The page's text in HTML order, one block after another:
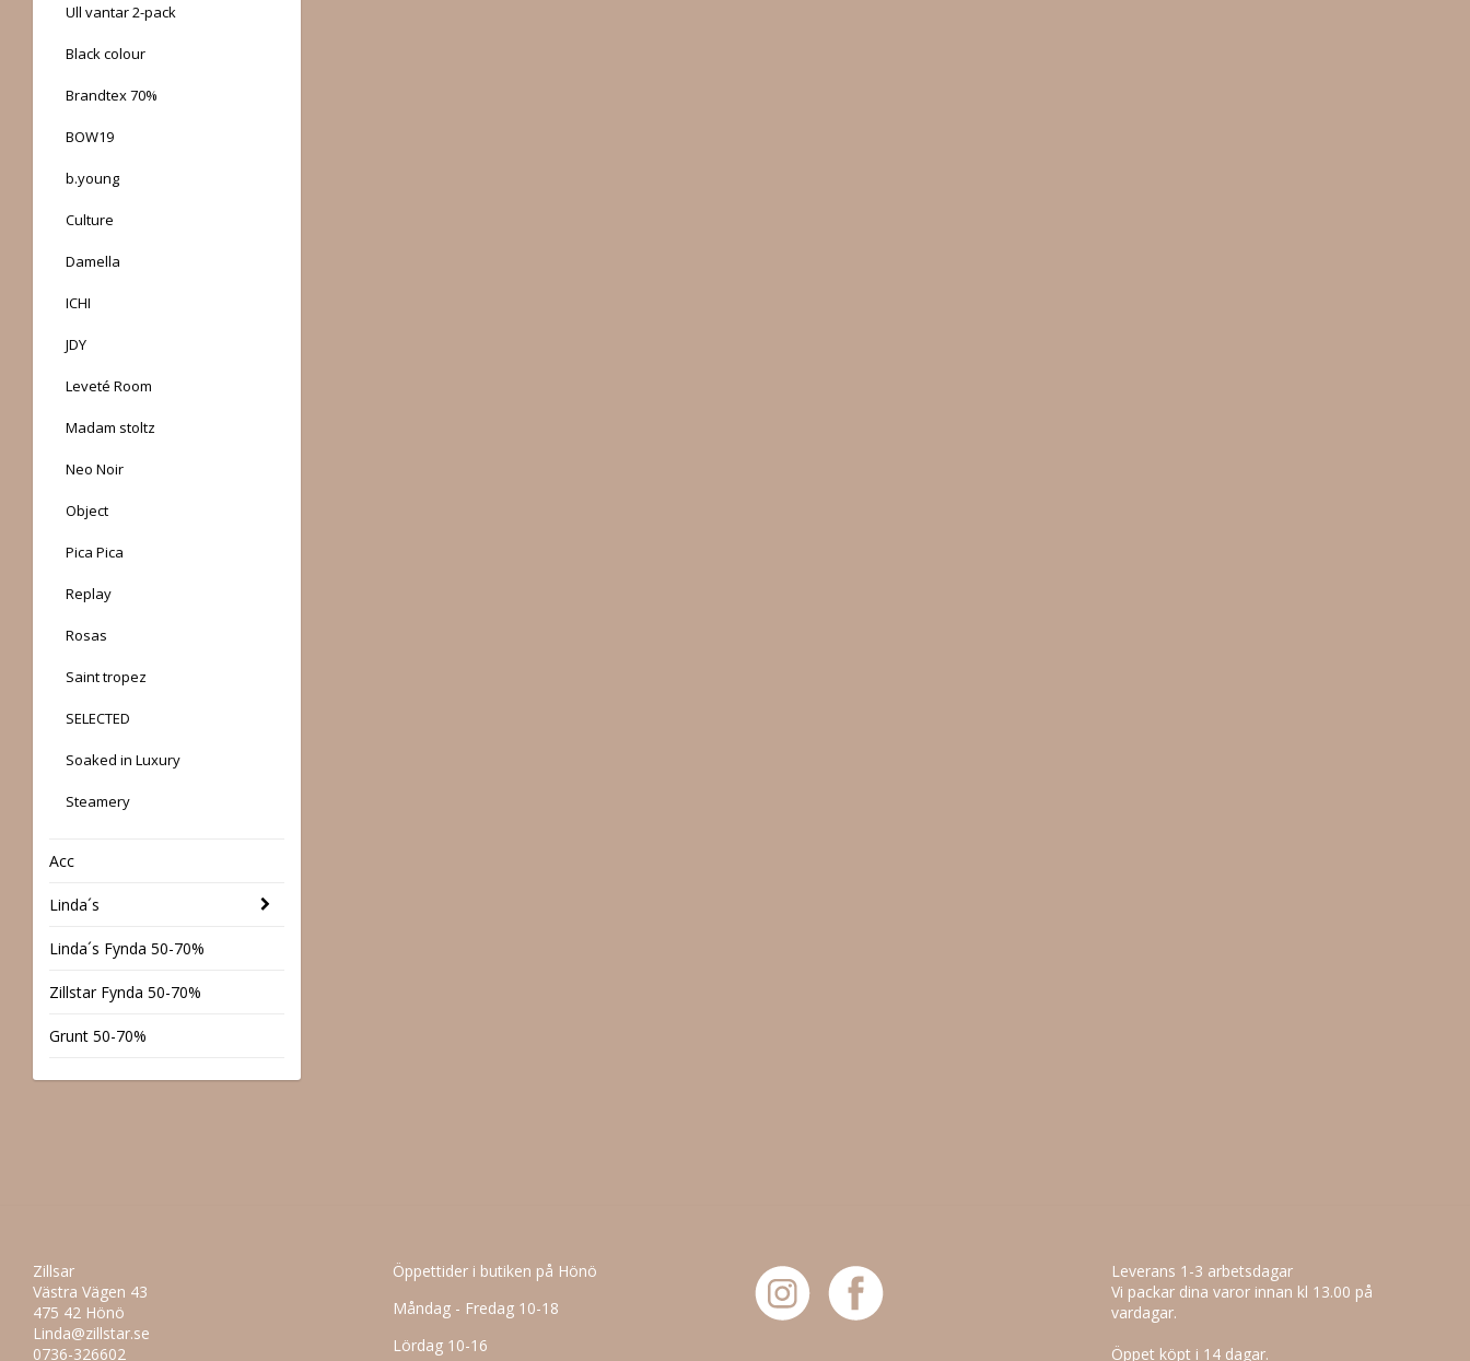
Ull vantar 2-pack
Black colour
Brandtex 70%
BOW19
b.young
Culture
Damella
ICHI
JDY
Leveté Room
Madam stoltz
Neo Noir
Object
Pica Pica
Replay
Rosas
Saint tropez
SELECTED
Soaked in Luxury
Steamery
Acc
Linda´s
Linda´s Fynda 50-70%
Zillstar Fynda 50-70%
Grunt 50-70%
Zillsar
Västra Vägen 43
475 42 Hönö
Linda@zillstar.se
0736-326602
Öppettider i butiken på Hönö
Måndag - Fredag 10-18
Lördag 10-16
Leverans 1-3 arbetsdagar
Vi packar dina varor innan kl 13.00 på
vardagar.
Öppet köpt i 14 dagar.